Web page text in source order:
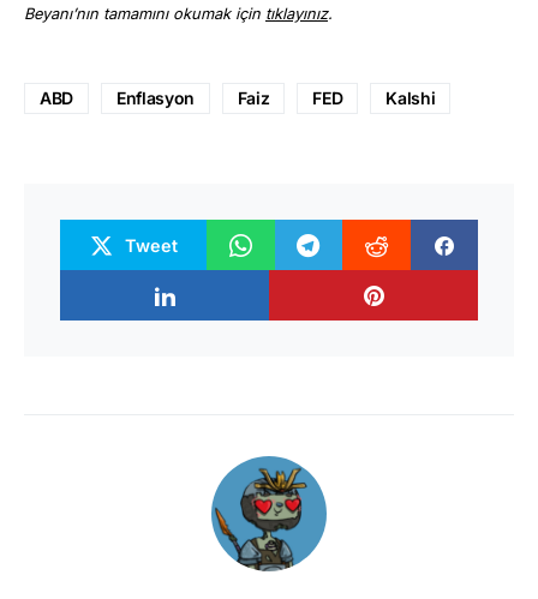
Beyanı’nın tamamını okumak için tıklayınız.
ABD Enflasyon Faiz FED Kalshi
Tweet